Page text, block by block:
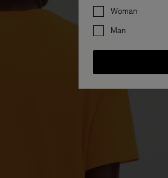
Preferences
Woman
Man